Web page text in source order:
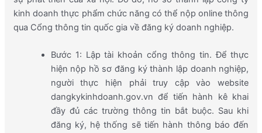
kinh doanh thực phẩm chức năng có thể nộp online thông
qua Cổng thông tin quốc gia về đăng ký doanh nghiệp.
Bước 1: Lập tài khoản cổng thông tin. Để thực
hiện nộp hồ sơ đăng ký thành lập doanh nghiệp,
người thực hiện phải truy cập vào website
dangkykinhdoanh.gov.vn để tiến hành kê khai
đầy đủ các trường thông tin bắt buộc. Sau khi
đăng ký, hệ thống sẽ tiến hành thông báo đến